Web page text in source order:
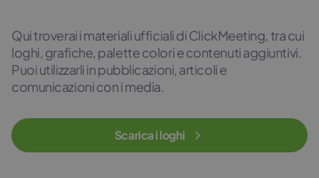
Qui troverai i materiali ufficiali di ClickMeeting, tra cui
loghi, grafiche, palette colori e contenuti aggiuntivi.
Puoi utilizzarli in pubblicazioni, articoli e
comunicazioni con i media.
Scarica i loghi